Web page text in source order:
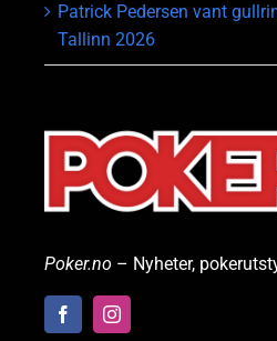
Patrick Pedersen vant
Tallinn 2026
Poker.no – Nyheter,